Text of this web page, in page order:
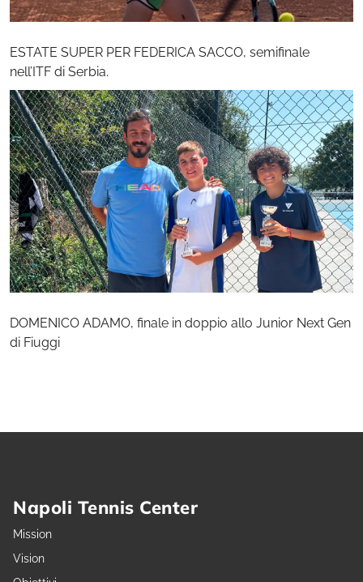
ESTATE SUPER PER FEDERICA SACCO, semifinale
nell’ITF di Serbia.
DOMENICO ADAMO, finale in doppio allo Junior Next Gen
di Fiuggi
Napoli Tennis Center
Mission
Vision